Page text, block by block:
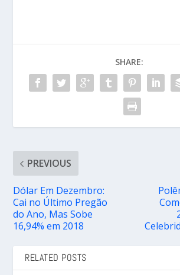
SHARE:
PREVIOUS
Dólar Em Dezembro:
Cai no Último Pregão
do Ano, Mas Sobe
16,94% em 2018
RELATED POSTS